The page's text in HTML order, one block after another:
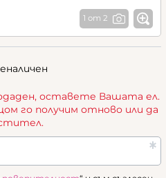
1 от 2
оставете Вашата ел.
го получим отново или да